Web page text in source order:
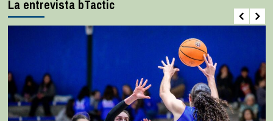
La entrevista bTactic